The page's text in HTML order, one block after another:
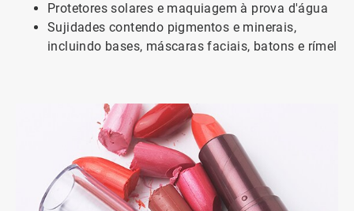
Protetores solares e maquiagem à prova d'água
Sujidades contendo pigmentos e minerais,
incluindo bases, máscaras faciais, batons e rímel